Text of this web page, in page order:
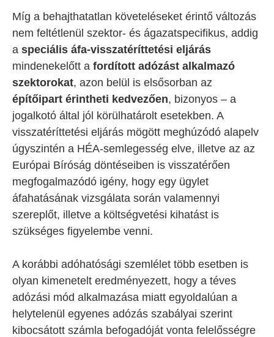
Míg a behajthatatlan követeléseket érintő változás
nem feltétlenül szektor- és ágazatspecifikus, addig
a speciális áfa-visszatéríttetési eljárás
mindenekelőtt a fordított adózást alkalmazó
szektorokat, azon belül is elsősorban az
építőipart érintheti kedvezően, bizonyos – a
jogalkotó által jól körülhatárolt esetekben. A
visszatéríttetési eljárás mögött meghúzódó alapelv
úgyszintén a HÉA-semlegesség elve, illetve az az
Európai Bíróság döntéseiben is visszatérően
megfogalmazódó igény, hogy egy ügylet
áfahatásának vizsgálata során valamennyi
szereplőt, illetve a költségvetési kihatást is
szükséges figyelembe venni.
A korábbi adóhatósági szemlélet több esetben is
olyan kimenetelt eredményezett, hogy a téves
adózási mód alkalmazása miatt egyoldalúan a
helytelenül egyenes adózás szabályai szerint
kibocsátott számla befogadóját vonta felelősségre